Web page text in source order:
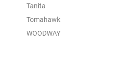
Tanita
Tomahawk
WOODWAY